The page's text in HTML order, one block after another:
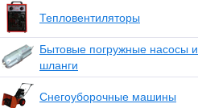
Тепловентиляторы
Бытовые погружные насосы и
шланги
Снегоуборочные машины